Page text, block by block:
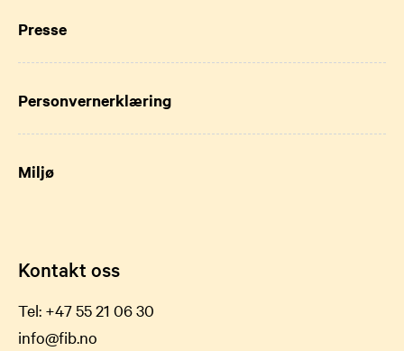
Presse
Personvernerklæring
Miljø
Kontakt oss
Tel: +47 55 21 06 30
info@fib.no